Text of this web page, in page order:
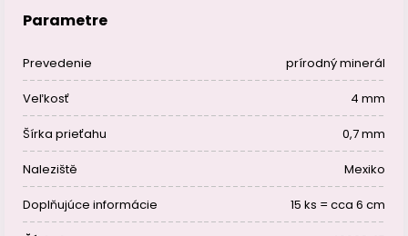
Parametre
Prevedenie prírodný minerál
Veľkosť 4 mm
Šírka prieťahu 0,7 mm
Naleziště Mexiko
Doplňujúce informácie 15 ks = cca 6 cm